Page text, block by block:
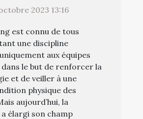
2023 13:16
est connu de tous
une discipline
aux équipes
le but de renforcer la
et de veiller à une
physique des
aujourd’hui, la
élargi son champ